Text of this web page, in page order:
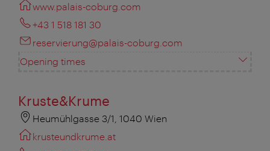
www.palais-coburg.com
+43 1 518 181 30
reservierung@palais-coburg.com
Opening times
Kruste&Krume
Heumühlgasse 3/1, 1040 Wien
krusteundkrume.at